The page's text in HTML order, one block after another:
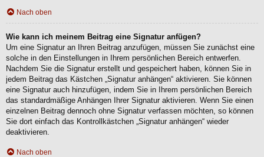
Nach oben
Wie kann ich meinem Beitrag eine Signatur anfügen?
Um eine Signatur an Ihren Beitrag anzufügen, müssen Sie zunächst eine
solche in den Einstellungen in Ihrem persönlichen Bereich entwerfen.
Nachdem Sie die Signatur erstellt und gespeichert haben, können Sie in
jedem Beitrag das Kästchen „Signatur anhängen“ aktivieren. Sie können
eine Signatur auch hinzufügen, indem Sie in Ihrem persönlichen Bereich
das standardmäßige Anhängen Ihrer Signatur aktivieren. Wenn Sie einen
einzelnen Beitrag dennoch ohne Signatur verfassen möchten, so können
Sie dort einfach das Kontrollkästchen „Signatur anhängen“ wieder
deaktivieren.
Nach oben